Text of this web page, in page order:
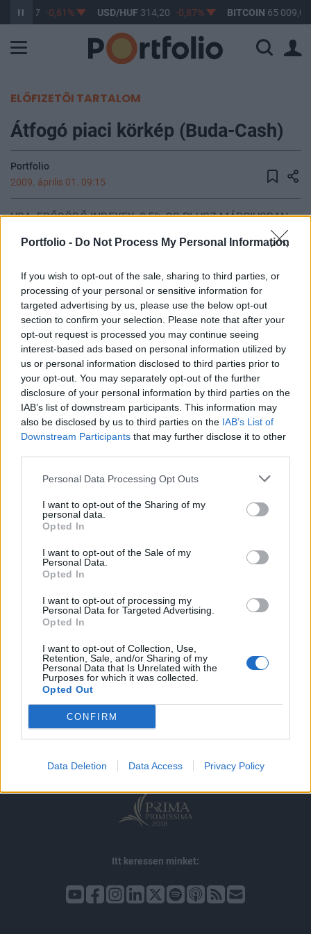
Portfolio - Do Not Process My Personal Information
If you wish to opt-out of the sale, sharing to third parties, or
processing of your personal or sensitive information for
targeted advertising by us, please use the below opt-out
section to confirm your selection. Please note that after your
opt-out request is processed you may continue seeing
interest-based ads based on personal information utilized by
us or personal information disclosed to third parties prior to
your opt-out. You may separately opt-out of the further
disclosure of your personal information by third parties on the
IAB’s list of downstream participants. This information may
also be disclosed by us to third parties on the IAB’s List of
Downstream Participants that may further disclose it to other
Personal Data Processing Opt Outs
I want to opt-out of the Sharing of my
personal data.
Opted In
I want to opt-out of the Sale of my
Personal Data.
Opted In
I want to opt-out of processing my
Personal Data for Targeted Advertising.
Opted In
I want to opt-out of Collection, Use,
Retention, Sale, and/or Sharing of my
Personal Data that Is Unrelated with the
Purposes for which it was collected.
Opted Out
CONFIRM
Data Deletion Data Access Privacy Policy
363,17 -0,61% USD/HUF 314,20 -0,87% BITCOIN 65 009,07
ELŐFIZETŐI TARTALOM
Átfogó piaci körkép (Buda-Cash)
Portfolio
2009. április 01. 09:15
USA: ERŐSÖDŐ INDEXEK, 8,5%-OS PLUSZ MÁRCIUSBAN -
részvénypiacai, csakúgy mint a hónap egészét; az S&P 500
legjobb havi teljesítményt jelenti - a pénzügyi szektor hétfői
jelentős esését tegnap pozitív korrekció követte, így az
iparági index 6,7%-kal erősödött - az...
KEDVES OLVASÓNK!
A keresett cikk a portfolio.hu hírarchívumához
tartozik, melynek olvasása előfizetéses
regisztrációhoz kötött.
Kötéslisták: BÉT elmúlt 2 év napon belüli
kötéslistái
impresszum
jogi nyilatkozat
adatvédelem
szerzői jogok médiaajánlat
karrier
kommentkezelés
ÁSZF
Itt keressen minket: